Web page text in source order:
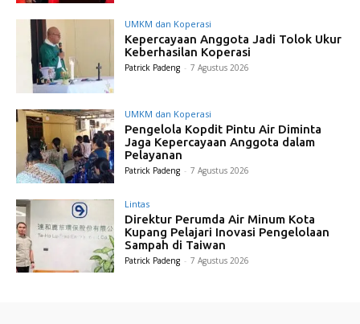
UMKM dan Koperasi
Kepercayaan Anggota Jadi Tolok Ukur
Keberhasilan Koperasi
Patrick Padeng - 7 Agustus 2026
UMKM dan Koperasi
Pengelola Kopdit Pintu Air Diminta
Jaga Kepercayaan Anggota dalam
Pelayanan
Patrick Padeng - 7 Agustus 2026
Lintas
Direktur Perumda Air Minum Kota
Kupang Pelajari Inovasi Pengelolaan
Sampah di Taiwan
Patrick Padeng - 7 Agustus 2026